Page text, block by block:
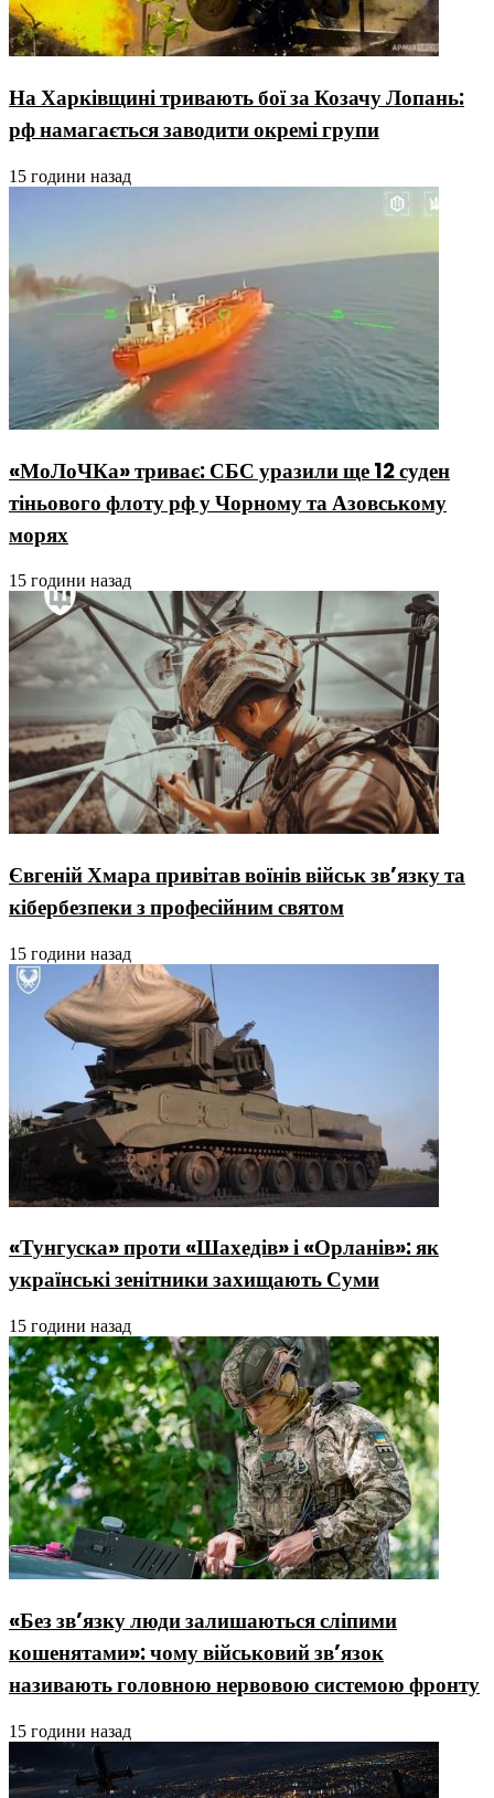
На Харківщині тривають бої за Козачу Лопань:
рф намагається заводити окремі групи
15 години назад
«МоЛоЧКа» триває: СБС уразили ще 12 суден
тіньового флоту рф у Чорному та Азовському
морях
15 години назад
Євгеній Хмара привітав воїнів військ зв’язку та
кібербезпеки з професійним святом
15 години назад
«Тунгуска» проти «Шахедів» і «Орланів»: як
українські зенітники захищають Суми
15 години назад
«Без зв’язку люди залишаються сліпими
кошенятами»: чому військовий зв’язок
називають головною нервовою системою фронту
15 години назад